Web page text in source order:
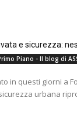
e sicurezza:
Piano - Il blog di
in questi giorni a
urbana